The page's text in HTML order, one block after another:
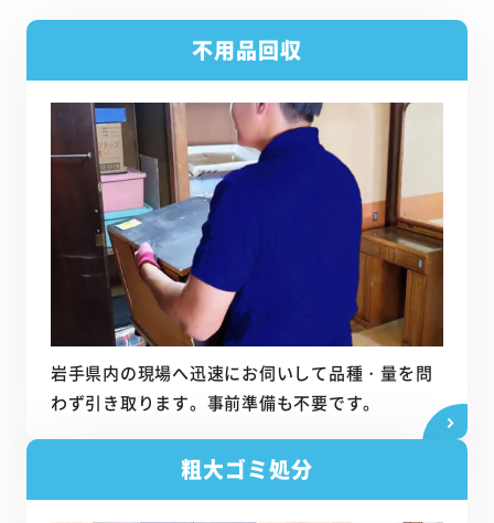
不用品回収
岩手県内の現場へ迅速にお伺いして品種・量を問
わず引き取ります。事前準備も不要です。
粗大ゴミ処分